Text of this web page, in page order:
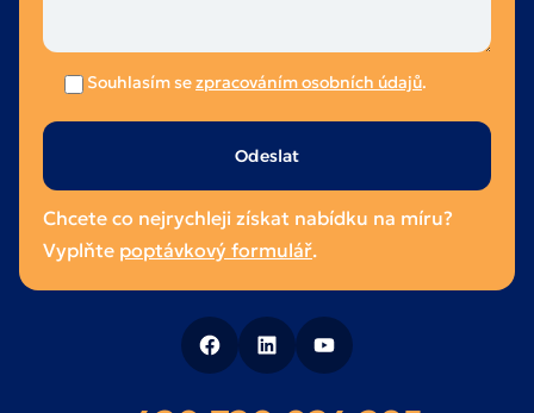
Souhlasím sezpracováním osobních údajů.
Ponechte
prázdné.
Chcete co nejrychleji získat nabídku na míru?
Vyplňte poptávkový formulář.